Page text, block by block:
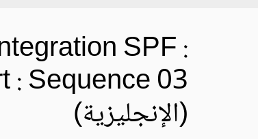
SPF :
: Sequence 03
(الإنجليزية)